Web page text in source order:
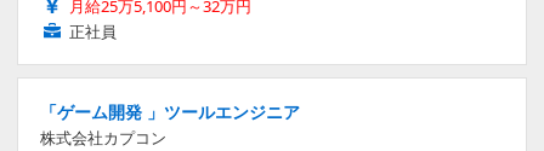
月給25万5,100円～32万円
正社員
「ゲーム開発 」ツールエンジニア
株式会社カプコン